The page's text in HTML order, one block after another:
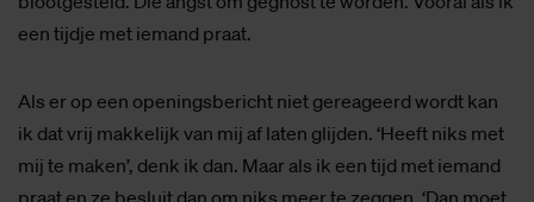
een tijdje met iemand praat.
Als er op een openingsbericht niet gereageerd wordt kan
ik dat vrij makkelijk van mij af laten glijden. ‘Heeft niks met
mij te maken’, denk ik dan. Maar als ik een tijd met iemand
praat en ze besluit dan om niks meer te zeggen. ‘Dan moet